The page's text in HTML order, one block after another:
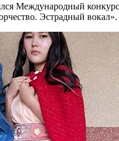
Международный
Эстрадный вокал».